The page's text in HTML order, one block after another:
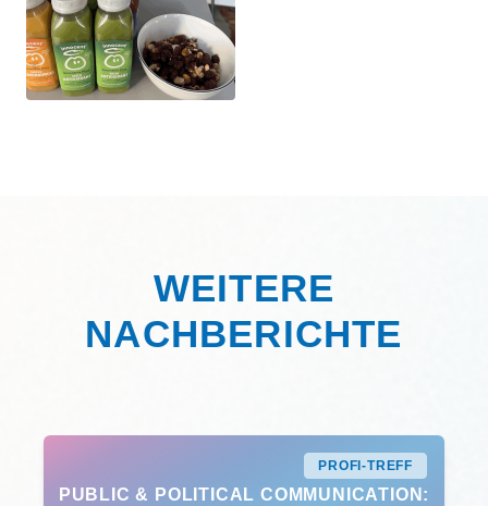
WEITERE
NACHBERICHTE
PROFI-TREFF
PUBLIC & POLITICAL COMMUNICATION: